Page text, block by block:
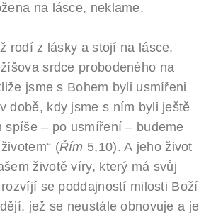
na lásce, neklame.
rodí z lásky a stojí na lásce,
srdce probodeného na
jsme s Bohem byli usmířeni
době, kdy jsme s ním byli ještě
spíše – po usmíření – budeme
(Řím 5,10). A jeho život
životě víry, který má svůj
se poddajností milosti Boží
jež se neustále obnovuje a je